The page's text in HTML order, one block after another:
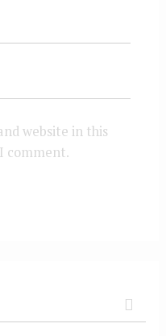
website in this
comment.